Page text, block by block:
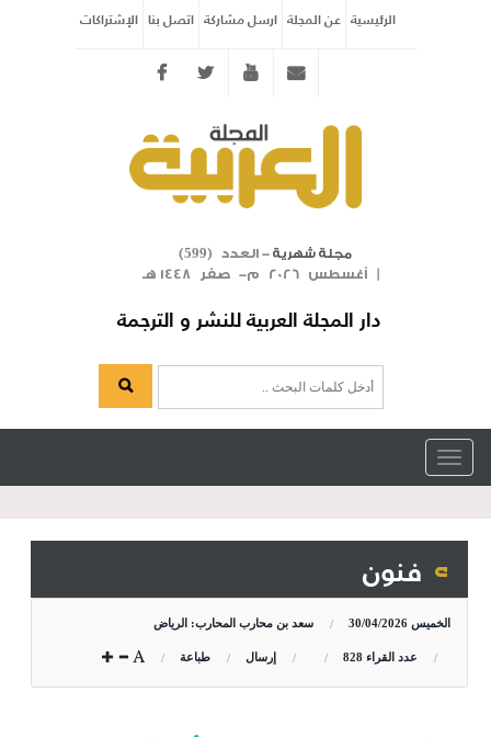
الرئيسية عن المجلة ارسل مشاركة اتصل بنا الإشتراكات
Twitter youtube
مجلة شهرية- العدد ( 599
)
| أغسطس 2026 م- صفر 1448 هـ
دار المجلة العربية للنشر و الترجمة
Toggle
navigation
فنون
الخميس 30/04/2026 سعد بن محارب المحارب: الرياض
عدد القراء 828 إرسال طباعة